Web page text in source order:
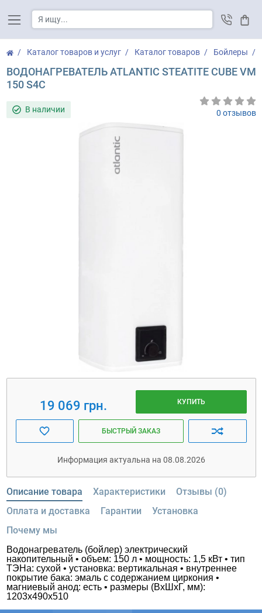
Каталог товаров и услуг Каталог товаров Бойлеры
ВОДОНАГРЕВАТЕЛЬ ATLANTIC STEATITE CUBE VM
150 S4C
В наличии 0 отзывов
19 069 грн. КУПИТЬ
БЫСТРЫЙ ЗАКАЗ
Информация актуальна на 08.08.2026
Описание товара Характеристики
Отзывы (0)
Оплата и доставка
Гарантии
Установка
Почему мы
Водонагреватель (бойлер) электрический
накопительный • объем: 150 л • мощность: 1,5 кВт • тип
ТЭНа: сухой • установка: вертикальная • внутреннее
покрытие бака: эмаль с содержанием циркония •
магниевый анод: есть • размеры (ВxШxГ, мм):
1203x490x510